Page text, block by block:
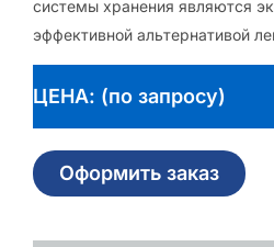
системы хранения являются
эффективной альтернативой
ЦЕНА: (по запросу)
Оформить заказ